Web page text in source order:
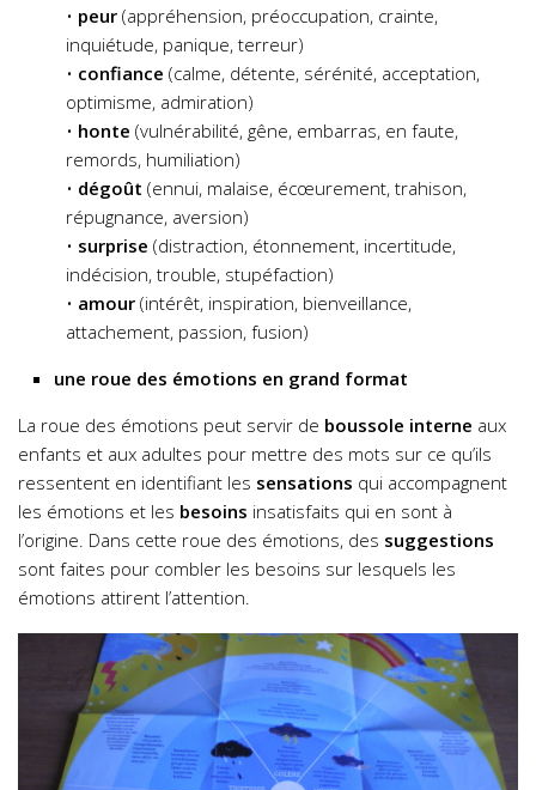
• peur (appréhension, préoccupation, crainte,
inquiétude, panique, terreur)
• confiance (calme, détente, sérénité, acceptation,
optimisme, admiration)
• honte (vulnérabilité, gêne, embarras, en faute,
remords, humiliation)
• dégoût (ennui, malaise, écœurement, trahison,
répugnance, aversion)
• surprise (distraction, étonnement, incertitude,
indécision, trouble, stupéfaction)
• amour (intérêt, inspiration, bienveillance,
attachement, passion, fusion)
une roue des émotions en grand format
La roue des émotions peut servir de boussole interne aux
enfants et aux adultes pour mettre des mots sur ce qu’ils
ressentent en identifiant les sensations qui accompagnent
les émotions et les besoins insatisfaits qui en sont à
l’origine. Dans cette roue des émotions, des suggestions
sont faites pour combler les besoins sur lesquels les
émotions attirent l’attention.